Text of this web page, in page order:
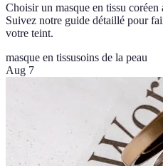
Choisir un masque en tissu coréen
Suivez notre guide détaillé pour
votre teint.
masque en tissusoins de la peau
Aug 7